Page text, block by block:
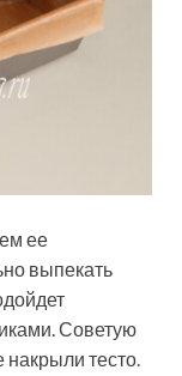
ее
выпекать
Советую
накрыли тесто.